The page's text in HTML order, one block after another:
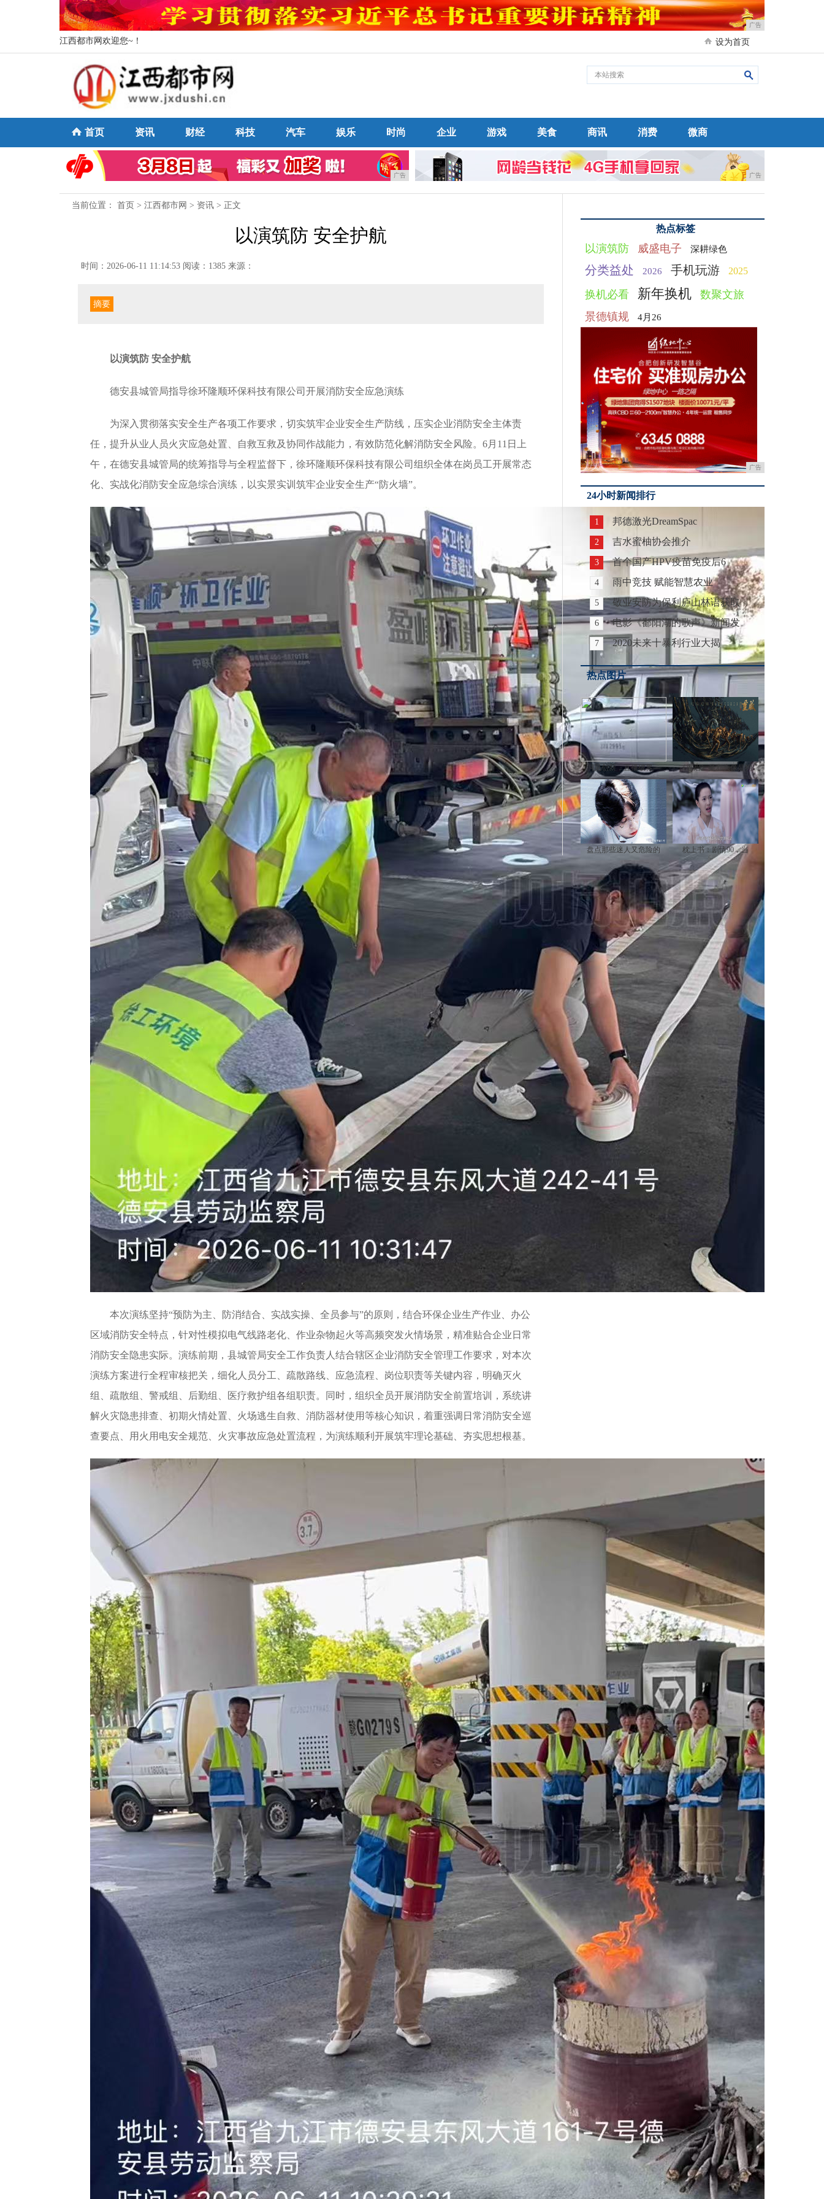
广告
江西都市网欢迎您~！ 设为首页
首页 资讯 财经 科技 汽车 娱乐 时尚 企业 游戏 美食 商讯 消费 微商
广告 广告
当前位置： 首页 > 江西都市网 > 资讯 > 正文
以演筑防 安全护航
时间：2026-06-11 11:14:53 阅读：1385 来源：
摘要
以演筑防 安全护航
德安县城管局指导徐环隆顺环保科技有限公司开展消防安全应急演练
为深入贯彻落实安全生产各项工作要求，切实筑牢企业安全生产防线，压实企业消防安全主体责
任，提升从业人员火灾应急处置、自救互救及协同作战能力，有效防范化解消防安全风险。6月11日上
午，在德安县城管局的统筹指导与全程监督下，徐环隆顺环保科技有限公司组织全体在岗员工开展常态
化、实战化消防安全应急综合演练，以实景实训筑牢企业安全生产“防火墙”。
本次演练坚持“预防为主、防消结合、实战实操、全员参与”的原则，结合环保企业生产作业、办公
区域消防安全特点，针对性模拟电气线路老化、作业杂物起火等高频突发火情场景，精准贴合企业日常
消防安全隐患实际。演练前期，县城管局安全工作负责人结合辖区企业消防安全管理工作要求，对本次
演练方案进行全程审核把关，细化人员分工、疏散路线、应急流程、岗位职责等关键内容，明确灭火
组、疏散组、警戒组、后勤组、医疗救护组各组职责。同时，组织全员开展消防安全前置培训，系统讲
解火灾隐患排查、初期火情处置、火场逃生自救、消防器材使用等核心知识，着重强调日常消防安全巡
查要点、用火用电安全规范、火灾事故应急处置流程，为演练顺利开展筑牢理论基础、夯实思想根基。
热点标签
以演筑防 威盛电子 深耕绿色
分类益处 2026 手机玩游 2025
换机必看 新年换机
数聚文旅
景德镇规
4月26
广告
24小时新闻排行
1 邦德激光DreamSpac
2 吉水蜜柚协会推介
3 首个国产HPV疫苗免疫后6
4 雨中竞技 赋能智慧农业
5 敬业安防为保利庐山林语获取
6 电影《鄱阳湖的歌声》新闻发
7 2020未来十暴利行业大揭
热点图片
洞见创新，直播破界— 《重启》吴邪头像是狗
盘点那些迷人又危险的 枕上书：剧情90，当